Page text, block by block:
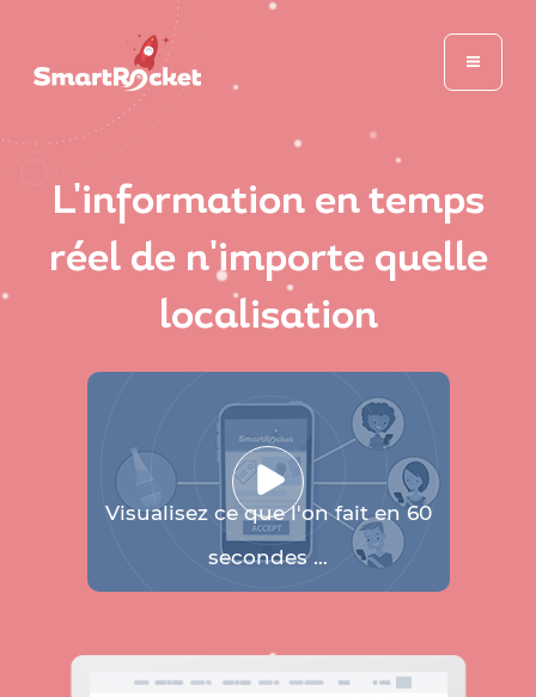
L'information en temps
réel de n'importe quelle
localisation
Visualisez ce que l'on fait en 60
secondes …